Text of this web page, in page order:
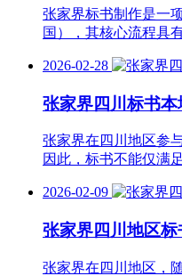
张家界标书制作是一
国），其核心流程具
2026-02-28
张家界四川标书
张家界在四川地区参
因此，标书不能仅满
2026-02-09
张家界四川地区
张家界在四川地区，